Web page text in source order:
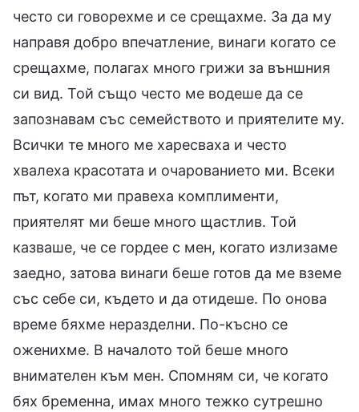
често си говорехме и се срещахме. За да му
направя добро впечатление, винаги когато се
срещахме, полагах много грижи за външния
си вид. Той също често ме водеше да се
запознавам със семейството и приятелите му.
Всички те много ме харесваха и често
хвалеха красотата и очарованието ми. Всеки
път, когато ми правеха комплименти,
приятелят ми беше много щастлив. Той
казваше, че се гордее с мен, когато излизаме
заедно, затова винаги беше готов да ме вземе
със себе си, където и да отидеше. По онова
време бяхме неразделни. По-късно се
оженихме. В началото той беше много
внимателен към мен. Спомням си, че когато
бях бременна, имах много тежко сутрешно